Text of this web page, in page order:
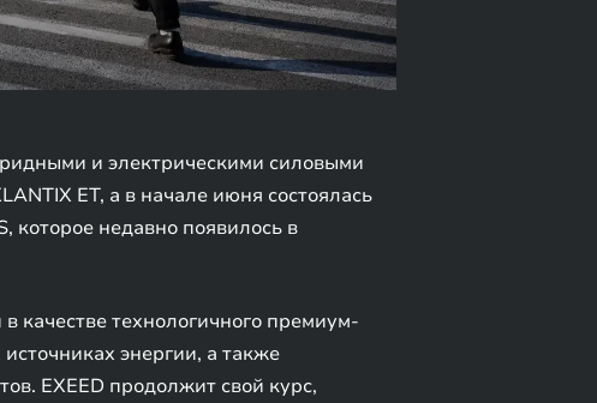
и электрическими силовыми
ET, а в начале июня состоялась
которое недавно появилось в
качестве технологичного премиум-
энергии, а также
EXEED продолжит свой курс,